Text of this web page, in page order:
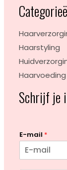
Haarstyling
Haarvoeding
Schrijf je
E-mail *